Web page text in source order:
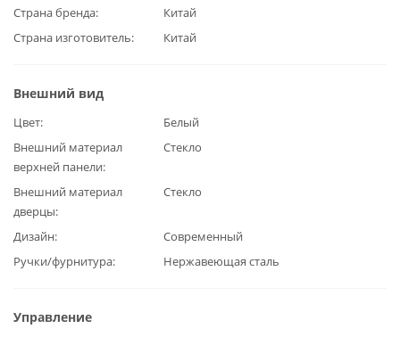
Страна бренда
Китай
Страна изготовитель
Китай
Внешний вид
Цвет
Белый
Внешний материал
верхней панели
Стекло
Внешний материал
дверцы
Стекло
Дизайн
Современный
Ручки/фурнитура
Нержавеющая сталь
Управление